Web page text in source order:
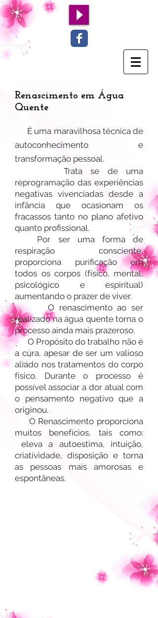
Renascimento em Água
Quente
É uma maravilhosa técnica de
autoconhecimento e
transformação pessoal.
Trata se de uma
reprogramação das experiências
negativas vivenciadas desde a
infância que ocasionam os
fracassos tanto no plano afetivo
quanto profissional.
Por ser uma forma de
respiração consciente,
proporciona purificação em
todos os corpos (físico, mental,
psicológico e espiritual)
aumentando o prazer de viver.
O renascimento ao ser
realizado na água quente torna o
processo ainda mais prazeroso.
O Propósito do trabalho não é
a cura, apesar de ser um valioso
aliado nos tratamentos do corpo
físico. Durante o processo é
possível associar a dor atual com
o pensamento negativo que a
originou.
O Renascimento proporciona
muitos benefícios, tais como:
eleva a autoestima, intuição,
criatividade, disposição e torna
as pessoas mais amorosas e
espontâneas.